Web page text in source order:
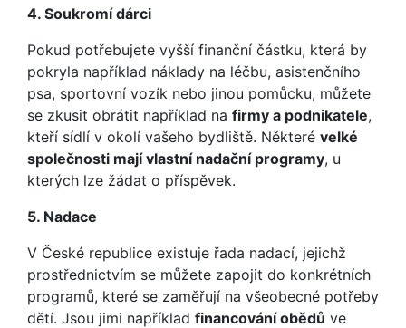
4. Soukromí dárci
Pokud potřebujete vyšší finanční částku, která by
pokryla například náklady na léčbu, asistenčního
psa, sportovní vozík nebo jinou pomůcku, můžete
se zkusit obrátit například na firmy a podnikatele,
kteří sídlí v okolí vašeho bydliště. Některé velké
společnosti mají vlastní nadační programy, u
kterých lze žádat o příspěvek.
5. Nadace
V České republice existuje řada nadací, jejichž
prostřednictvím se můžete zapojit do konkrétních
programů, které se zaměřují na všeobecné potřeby
dětí. Jsou jimi například financování obědů ve